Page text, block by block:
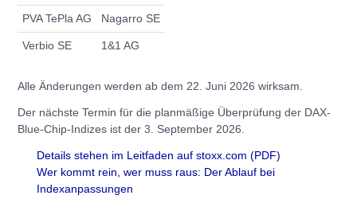
PVA TePla AG Nagarro SE
Verbio SE 1&1 AG
Alle Änderungen werden ab dem 22. Juni 2026 wirksam.
Der nächste Termin für die planmäßige Überprüfung der DAX-
Blue-Chip-Indizes ist der 3. September 2026.
Details stehen im Leitfaden auf stoxx.com (PDF)
Wer kommt rein, wer muss raus: Der Ablauf bei
Indexanpassungen